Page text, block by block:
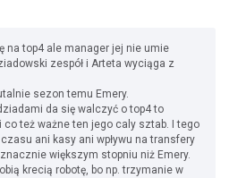
na top4 ale manager jej nie umie
zespół i Arteta wyciąga z
sezon temu Emery.
da się walczyć o top4 to
też ważne ten jego caly sztab. I tego
ani kasy ani wpływu na transfery
większym stopniu niż Emery.
krecią robotę, bo np. trzymanie w